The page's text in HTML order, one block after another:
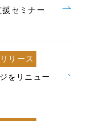
セミナー
リース
をリニュー